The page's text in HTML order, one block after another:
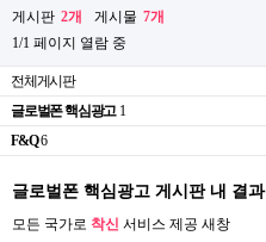
게시판 2개 게시물 7개
1/1 페이지 열람 중
전체게시판
글로벌폰 핵심광고 1
F&Q 6
글로벌폰 핵심광고 게시판 내 결과
모든 국가로 착신 서비스 제공 새창